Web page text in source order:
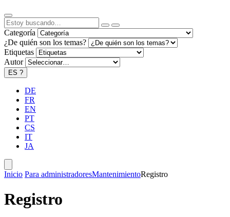
Categoría
¿De quién son los temas?
Etiquetas
Autor
ES ?
DE
FR
EN
PT
CS
IT
JA
Inicio Para administradoresMantenimientoRegistro
Registro